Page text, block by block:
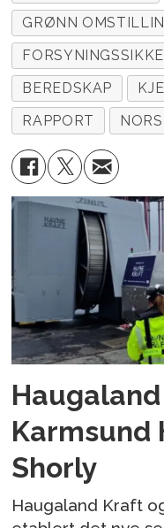
GRØNN
BEREDSKAP
RAPPORT
Karmsund
Shorly
Haugaland Kraft